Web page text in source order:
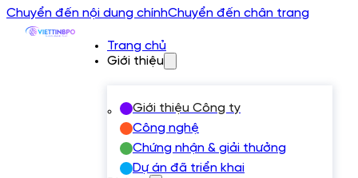
Chuyển đến nội dung chínhChuyển đến chân trang
Trang chủ
Giới thiệu
Giới thiệu Công ty
Công nghệ
Chứng nhận & giải thưởng
Dự án đã triển khai